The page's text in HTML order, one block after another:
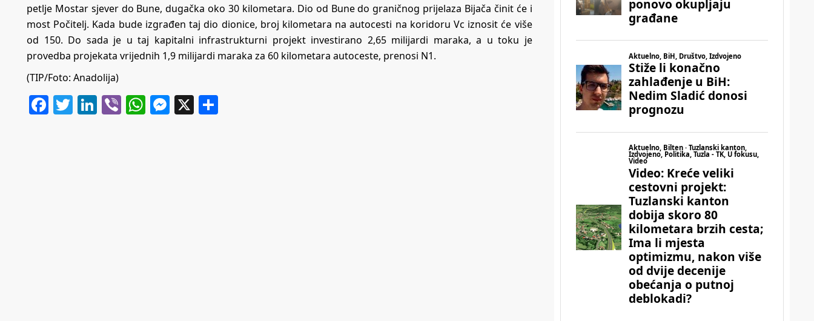
petlje Mostar sjever do Bune, dugačka oko 30 kilometara. Dio od Bune do graničnog prijelaza Bijača činit će i
most Počitelj. Kada bude izgrađen taj dio dionice, broj kilometara na autocesti na koridoru Vc iznosit će više
od 150. Do sada je u taj kapitalni infrastrukturni projekt investirano 2,65 milijardi maraka, a u toku je
provedba projekata vrijednih 1,9 milijardi maraka za 60 kilometara autoceste, prenosi N1.
(TIP/Foto: Anadolija)
Facebook
Twitter
LinkedIn
ViberWhatsApp
Messenger
X